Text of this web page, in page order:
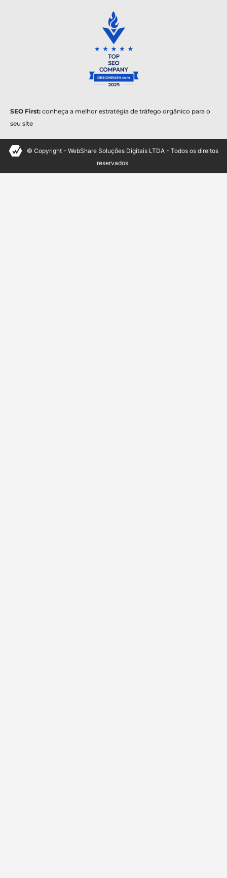
SEO First: conheça a melhor estratégia de tráfego orgânico para o
seu site
© Copyright - WebShare Soluções Digitais LTDA - Todos os direitos
reservados